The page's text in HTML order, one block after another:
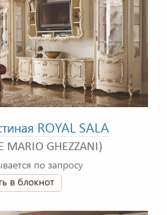
ROYAL SALA
MARIO GHEZZANI)
по запросу
в блокнот